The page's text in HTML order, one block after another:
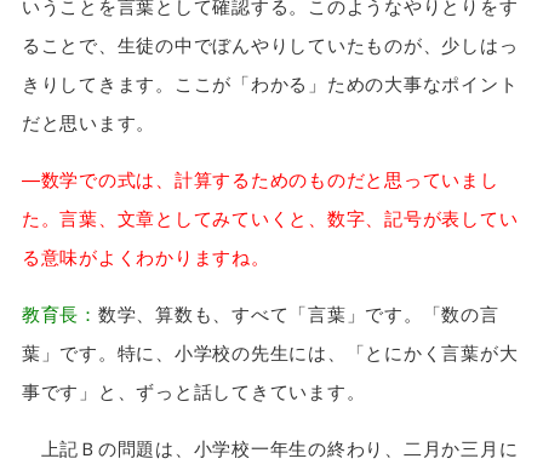
いうことを言葉として確認する。このようなやりとりをす
ることで、生徒の中でぼんやりしていたものが、少しはっ
きりしてきます。ここが「わかる」ための大事なポイント
だと思います。
—数学での式は、計算するためのものだと思っていまし
た。言葉、文章としてみていくと、数字、記号が表してい
る意味がよくわかりますね。
教育長： 数学、算数も、すべて「言葉」です。「数の言
葉」です。特に、小学校の先生には、「とにかく言葉が大
事です」と、ずっと話してきています。
上記Ｂの問題は、小学校一年生の終わり、二月か三月に